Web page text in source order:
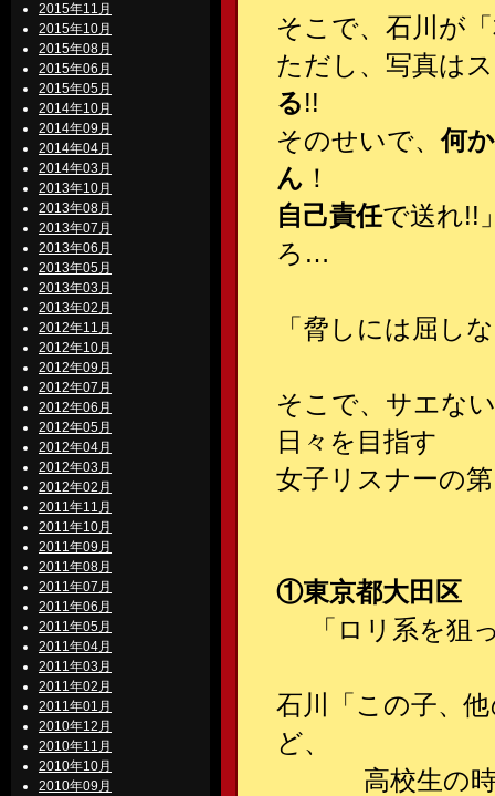
2015年11月
2015年10月
2015年08月
2015年06月
2015年05月
2014年10月
2014年09月
2014年04月
2014年03月
2013年10月
2013年08月
2013年07月
2013年06月
2013年05月
2013年03月
2013年02月
2012年11月
2012年10月
2012年09月
2012年07月
2012年06月
2012年05月
2012年04月
2012年03月
2012年02月
2011年11月
2011年10月
2011年09月
2011年08月
2011年07月
2011年06月
2011年05月
2011年04月
2011年03月
2011年02月
2011年01月
2010年12月
2010年11月
2010年10月
2010年09月
そこで、石川が
ただし、写真は
る!!
そのせいで、何
ん ！
自己責任で送れ!!
ろ…
「脅しには屈し
そこで、サエな
日々を目指す
女子リスナーの
①東京都大田区
「ロリ系を狙
石川「この子、
ど、
高校生の時の